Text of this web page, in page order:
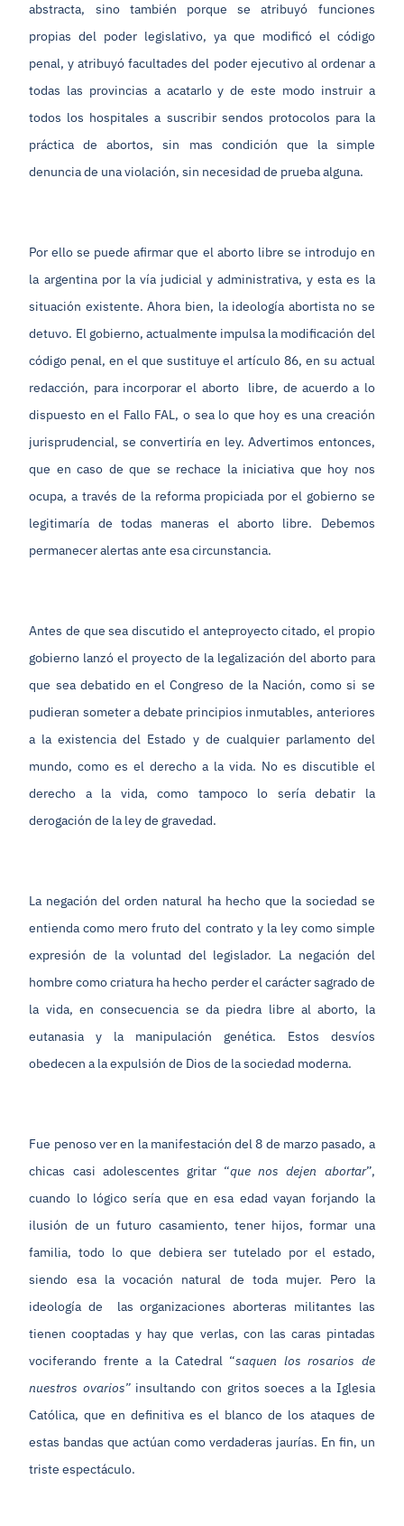
abstracta, sino también porque se atribuyó funciones
propias del poder legislativo, ya que modificó el código
penal, y atribuyó facultades del poder ejecutivo al ordenar a
todas las provincias a acatarlo y de este modo instruir a
todos los hospitales a suscribir sendos protocolos para la
práctica de abortos, sin mas condición que la simple
denuncia de una violación, sin necesidad de prueba alguna.
Por ello se puede afirmar que el aborto libre se introdujo en
la argentina por la vía judicial y administrativa, y esta es la
situación existente. Ahora bien, la ideología abortista no se
detuvo. El gobierno, actualmente impulsa la modificación del
código penal, en el que sustituye el artículo 86, en su actual
redacción, para incorporar el aborto libre, de acuerdo a lo
dispuesto en el Fallo FAL, o sea lo que hoy es una creación
jurisprudencial, se convertiría en ley. Advertimos entonces,
que en caso de que se rechace la iniciativa que hoy nos
ocupa, a través de la reforma propiciada por el gobierno se
legitimaría de todas maneras el aborto libre. Debemos
permanecer alertas ante esa circunstancia.
Antes de que sea discutido el anteproyecto citado, el propio
gobierno lanzó el proyecto de la legalización del aborto para
que sea debatido en el Congreso de la Nación, como si se
pudieran someter a debate principios inmutables, anteriores
a la existencia del Estado y de cualquier parlamento del
mundo, como es el derecho a la vida. No es discutible el
derecho a la vida, como tampoco lo sería debatir la
derogación de la ley de gravedad.
La negación del orden natural ha hecho que la sociedad se
entienda como mero fruto del contrato y la ley como simple
expresión de la voluntad del legislador. La negación del
hombre como criatura ha hecho perder el carácter sagrado de
la vida, en consecuencia se da piedra libre al aborto, la
eutanasia y la manipulación genética. Estos desvíos
obedecen a la expulsión de Dios de la sociedad moderna.
Fue penoso ver en la manifestación del 8 de marzo pasado, a
chicas casi adolescentes gritar “que nos dejen abortar”,
cuando lo lógico sería que en esa edad vayan forjando la
ilusión de un futuro casamiento, tener hijos, formar una
familia, todo lo que debiera ser tutelado por el estado,
siendo esa la vocación natural de toda mujer. Pero la
ideología de las organizaciones aborteras militantes las
tienen cooptadas y hay que verlas, con las caras pintadas
vociferando frente a la Catedral “saquen los rosarios de
nuestros ovarios” insultando con gritos soeces a la Iglesia
Católica, que en definitiva es el blanco de los ataques de
estas bandas que actúan como verdaderas jaurías. En fin, un
triste espectáculo.